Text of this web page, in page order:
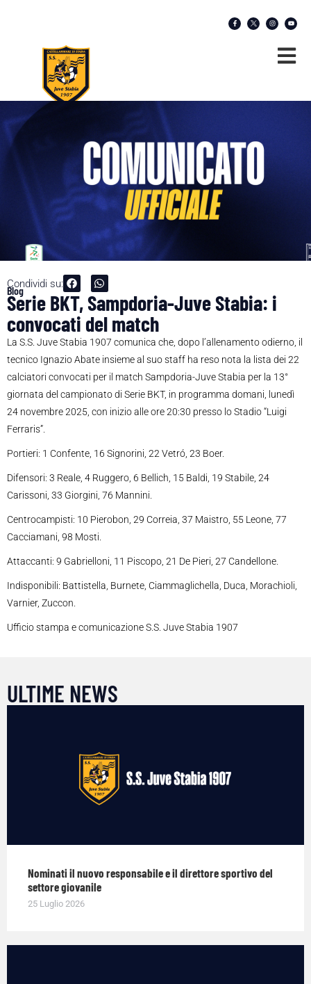
Condividi su:
Blog
Serie BKT, Sampdoria-Juve Stabia: i
convocati del match
La S.S. Juve Stabia 1907 comunica che, dopo l’allenamento odierno, il
tecnico Ignazio Abate insieme al suo staff ha reso nota la lista dei 22
calciatori convocati per il match Sampdoria-Juve Stabia per la 13°
giornata del campionato di Serie BKT, in programma domani, lunedì
24 novembre 2025, con inizio alle ore 20:30 presso lo Stadio “Luigi
Ferraris”.
Portieri: 1 Confente, 16 Signorini, 22 Vetró, 23 Boer.
Difensori: 3 Reale, 4 Ruggero, 6 Bellich, 15 Baldi, 19 Stabile, 24
Carissoni, 33 Giorgini, 76 Mannini.
Centrocampisti: 10 Pierobon, 29 Correia, 37 Maistro, 55 Leone, 77
Cacciamani, 98 Mosti.
Attaccanti: 9 Gabrielloni, 11 Piscopo, 21 De Pieri, 27 Candellone.
Indisponibili: Battistella, Burnete, Ciammaglichella, Duca, Morachioli,
Varnier, Zuccon.
Ufficio stampa e comunicazione S.S. Juve Stabia 1907
ULTIME NEWS
Nominati il nuovo responsabile e il direttore sportivo del
settore giovanile
25 Luglio 2026